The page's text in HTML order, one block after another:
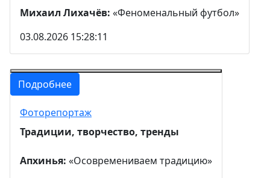
Михаил Лихачёв: «Феноменальный футбол»
03.08.2026 15:28:11
Подробнее
Фоторепортаж
Традиции, творчество, тренды
Апхинья: «Осовремениваем традицию»